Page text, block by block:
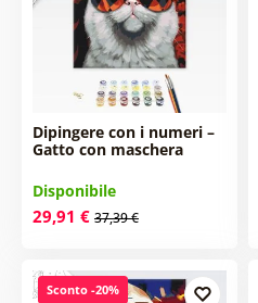
Dipingere con i numeri –
Gatto con maschera
Disponibile
29,91 € 37,39 €
Sconto -20%